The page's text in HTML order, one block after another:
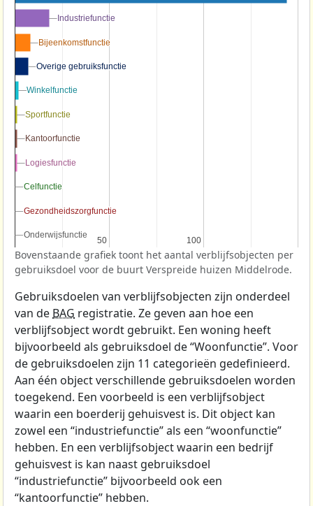
50
50 100
100
Industriefunctie
Industriefunctie
Bijeenkomstfunctie
Bijeenkomstfunctie
Overige gebruiksfunctie
Overige gebruiksfunctie
Winkelfunctie
Winkelfunctie
Sportfunctie
Sportfunctie
Kantoorfunctie
Kantoorfunctie
Logiesfunctie
Logiesfunctie
Celfunctie
Celfunctie
Gezondheidszorgfunctie
Gezondheidszorgfunctie
Onderwijsfunctie
Onderwijsfunctie
Bovenstaande grafiek toont het aantal verblijfsobjecten per
gebruiksdoel voor de buurt Verspreide huizen Middelrode.
Gebruiksdoelen van verblijfsobjecten zijn onderdeel
van de BAG registratie. Ze geven aan hoe een
verblijfsobject wordt gebruikt. Een woning heeft
bijvoorbeeld als gebruiksdoel de “Woonfunctie”. Voor
de gebruiksdoelen zijn 11 categorieën gedefinieerd.
Aan één object verschillende gebruiksdoelen worden
toegekend. Een voorbeeld is een verblijfsobject
waarin een boerderij gehuisvest is. Dit object kan
zowel een “industriefunctie” als een “woonfunctie”
hebben. En een verblijfsobject waarin een bedrijf
gehuisvest is kan naast gebruiksdoel
“industriefunctie” bijvoorbeeld ook een
“kantoorfunctie” hebben.